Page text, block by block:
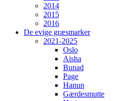
2014
2015
2016
De evige græsmarker
2021-2025
Oslo
Aisha
Bunad
Page
Hanun
Gærdesmutte